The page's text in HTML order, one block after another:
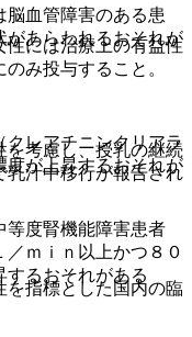
性には治療上の有益性
み投与すること。
を考慮し、授乳の継続
乳汁中移行が報告され
を指標とした国内の臨
血管障害のある患
があらわれるおそれが
レアチニンクリアラ
度が上昇するおそれが
度腎機能障害患者
ｍｉｎ以上かつ８０
するおそれがある